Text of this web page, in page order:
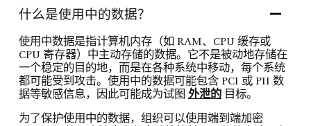
什么是使用中的数据？
使用中数据是指计算机内存（如 RAM、CPU 缓存或
CPU 寄存器）中主动存储的数据。它不是被动地存储在
一个稳定的目的地，而是在各种系统中移动，每个系统
都可能受到攻击。使用中的数据可能包含 PCI 或 PII 数
据等敏感信息，因此可能成为试图 外泄的 目标。
为了保护使用中的数据，组织可以使用端到端加密